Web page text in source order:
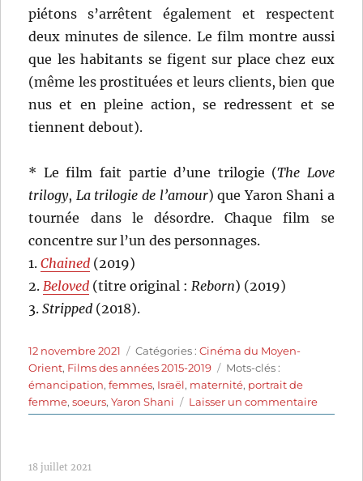
piétons s’arrêtent également et respectent
deux minutes de silence. Le film montre aussi
que les habitants se figent sur place chez eux
(même les prostituées et leurs clients, bien que
nus et en pleine action, se redressent et se
tiennent debout).
* Le film fait partie d’une trilogie (The Love
trilogy, La trilogie de l’amour) que Yaron Shani a
tournée dans le désordre. Chaque film se
concentre sur l’un des personnages.
1.Chained (2019)
2. Beloved (titre original : Reborn) (2019)
3.Stripped (2018).
Publié
le
12 novembre 2021 Catégories
Catégories :Cinéma du Moyen-
Orient, Films des années 2015-2019 Étiquettes
Mots-clés :
émancipation,femmes, Israël, maternité, portrait de
femme,soeurs,Yaron Shani Laisser un commentairesur
Beloved
18 juillet 2021